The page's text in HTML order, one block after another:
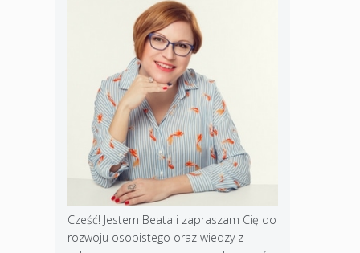
Cześć! Jestem Beata i zapraszam Cię do
rozwoju osobistego oraz wiedzy z